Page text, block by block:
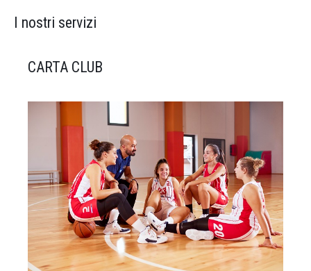
I nostri servizi
CARTA CLUB